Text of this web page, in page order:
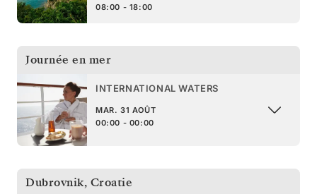
08:00 - 18:00
Journée en mer
INTERNATIONAL WATERS
MAR. 31 AOÛT
00:00 - 00:00
Dubrovnik, Croatie